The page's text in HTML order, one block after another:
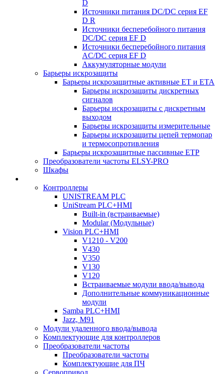
D
Источники питания DC/DC серия EF
D R
Источники бесперебойного питания
DC/DC серия EF D
Источники бесперебойного питания
AC/DC серия EF D
Аккумуляторные модули
Барьеры искрозащиты
Барьеры искрозащитные активные ET и ETA
Барьеры искрозащиты дискретных
сигналов
Барьеры искрозащиты с дискретным
выходом
Барьеры искрозащиты измерительные
Барьеры искрозащиты цепей термопар
и термосопротивления
Барьеры искрозащитные пассивные ЕТР
Преобразователи частоты ELSY-PRO
Шкафы
Контроллеры
UNISTREAM PLC
UniStream PLC+HMI
Built-in (встраиваемые)
Modular (Модульные)
Vision PLC+HMI
V1210 - V200
V430
V350
V130
V120
Встраиваемые модули ввода/вывода
Дополнительные коммуникационные
модули
Samba PLC+HMI
Jazz, M91
Модули удаленного ввода/вывода
Комплектующие для контроллеров
Преобразователи частоты
Преобразователи частоты
Комплектующие для ПЧ
Сервопривод